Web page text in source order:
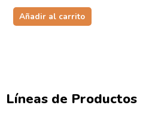
Añadir al carrito
Líneas de Productos